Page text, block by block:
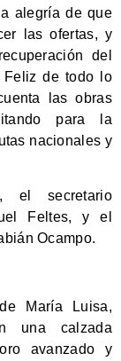
alegría de que
las ofertas, y
del
Feliz de todo lo
las obras
para la
nacionales y
el secretario
Feltes, y el
Ocampo.
María Luisa,
una calzada
avanzado y